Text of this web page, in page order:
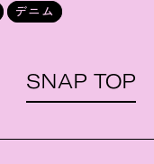
デニム
SNAP TOP